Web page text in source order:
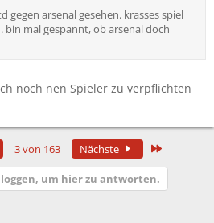
gegen arsenal gesehen. krasses spiel
mal gespannt, ob arsenal doch
noch nen Spieler zu verpflichten
3 von 163 Nächste
um hier zu antworten.